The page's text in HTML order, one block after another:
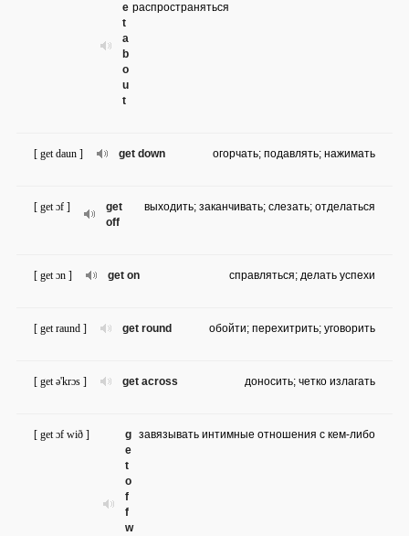
e
t
a
b
o
u
t
распространяться
get down
[ get daun ] огорчать; подавлять; нажимать
get
off
[ get ɔf ] выходить; заканчивать; слезать; отделаться
get on
[ get ɔn ] справляться; делать успехи
get round
[ get raund ] обойти; перехитрить; уговорить
get across
[ get ə'krɔs ] доносить; четко излагать
g
e
t
o
f
f
w
[ get ɔf wið ] завязывать интимные отношения с кем-либо